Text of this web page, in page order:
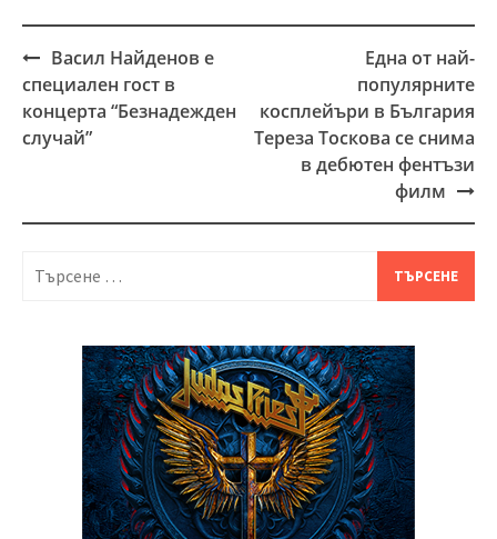
Post
navigation
Васил Найденов е
специален гост в
концерта “Безнадежден
случай”
Една от най-
популярните
косплейъри в България
Тереза Тоскова се снима
в дебютен фентъзи
филм
Търсене